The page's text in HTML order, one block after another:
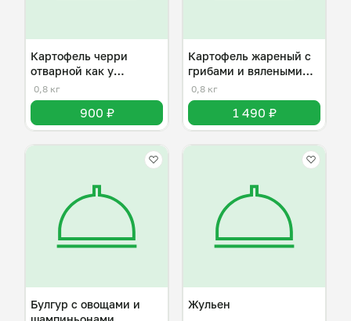
Картофель черри
отварной как у
бабушки
0,8 кг
900 ₽
Картофель жареный с
грибами и вялеными
томатами
0,8 кг
1 490 ₽
Булгур с овощами и
Жульен